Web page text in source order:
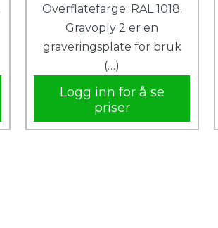
Overflatefarge: RAL 1018.
Gravoply 2 er en
graveringsplate for bruk
(…)
Logg inn for å se
priser